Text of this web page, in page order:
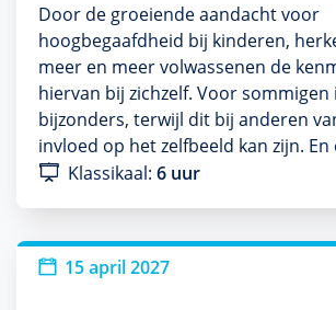
Door de groeiende aandacht voor
hoogbegaafdheid bij kinderen,
meer en meer volwassenen de
hiervan bij zichzelf. Voor sommigen
bijzonders, terwijl dit bij anderen
invloed op het zelfbeeld kan zijn. En
Klassikaal: 6 uur
15 april 2027